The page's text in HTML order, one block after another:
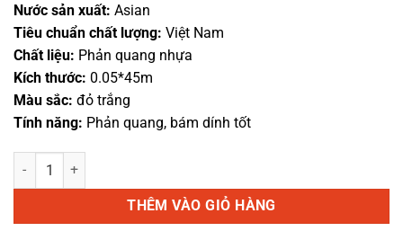
Nước sản xuất: Asian
Tiêu chuẩn chất lượng: Việt Nam
Chất liệu: Phản quang nhựa
Kích thước: 0.05*45m
Màu sắc: đỏ trắng
Tính năng: Phản quang, bám dính tốt
Đề can PQ sọc caro Xanh trắng số lượng
THÊM VÀO GIỎ HÀNG